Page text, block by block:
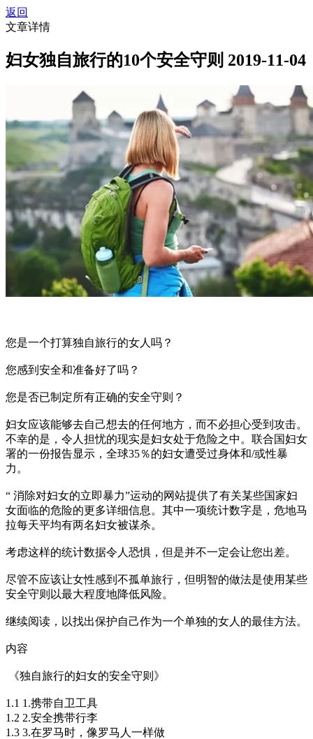
返回
文章详情
妇女独自旅行的10个安全守则 2019-11-04
您是一个打算独自旅行的女人吗？
您感到安全和准备好了吗？
您是否已制定所有正确的安全守则？
妇女应该能够去自己想去的任何地方，而不必担心受到攻击。
不幸的是，令人担忧的现实是妇女处于危险之中。联合国妇女
署的一份报告显示，全球35％的妇女遭受过身体和/或性暴
力。
“ 消除对妇女的立即暴力”运动的网站提供了有关某些国家妇
女面临的危险的更多详细信息。其中一项统计数字是，危地马
拉每天平均有两名妇女被谋杀。
考虑这样的统计数据令人恐惧，但是并不一定会让您出差。
尽管不应该让女性感到不孤单旅行，但明智的做法是使用某些
安全守则以最大程度地降低风险。
继续阅读，以找出保护自己作为一个单独的女人的最佳方法。
内容
《独自旅行的妇女的安全守则》
1.1 1.携带自卫工具
1.2 2.安全携带行李
1.3 3.在罗马时，像罗马人一样做